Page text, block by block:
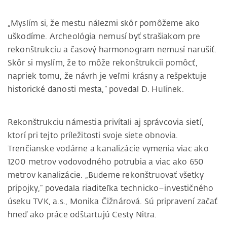
„Myslím si, že mestu nálezmi skôr pomôžeme ako
uškodíme. Archeológia nemusí byť strašiakom pre
rekonštrukciu a časový harmonogram nemusí narušiť.
Skôr si myslím, že to môže rekonštrukcii pomôcť,
napriek tomu, že návrh je veľmi krásny a rešpektuje
historické danosti mesta,“ povedal D. Hulínek.
Rekonštrukciu námestia privítali aj správcovia sietí,
ktorí pri tejto príležitosti svoje siete obnovia.
Trenčianske vodárne a kanalizácie vymenia viac ako
1200 metrov vodovodného potrubia a viac ako 650
metrov kanalizácie. „Budeme rekonštruovať všetky
prípojky,“ povedala riaditeľka technicko–investičného
úseku TVK, a.s., Monika Čižnárová. Sú pripravení začať
hneď ako práce odštartujú Cesty Nitra.